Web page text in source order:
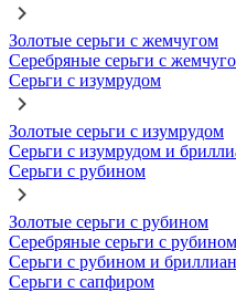
Золотые серьги с жемчугом
Серебряные серьги с
Серьги с изумрудом
Золотые серьги с изумрудом
Серьги с изумрудом и
Серьги с рубином
Золотые серьги с рубином
Серебряные серьги с рубином
Серьги с рубином и
Серьги с сапфиром